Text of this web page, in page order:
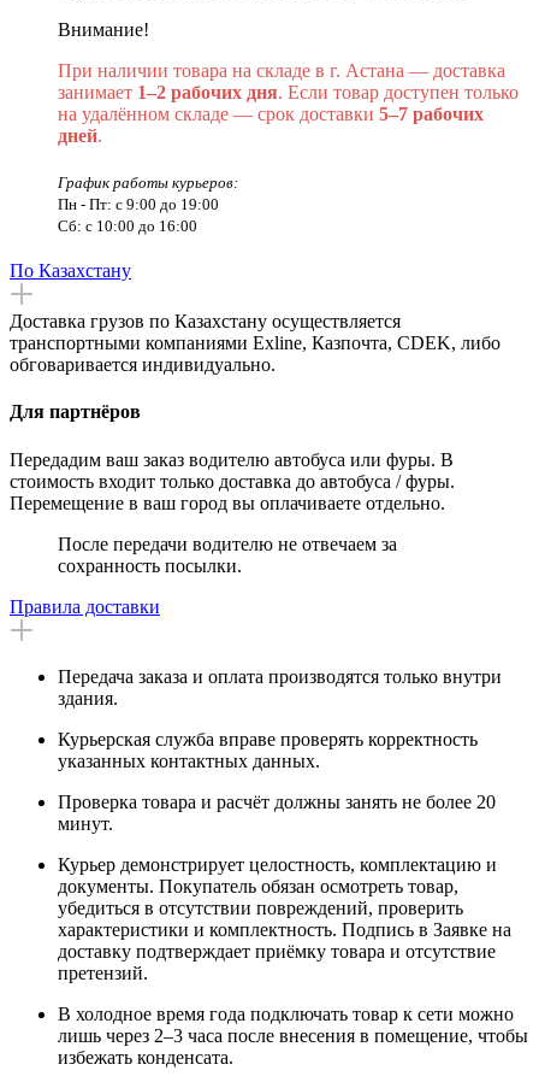
Внимание!
При наличии товара на складе в г. Астана — доставка
занимает 1–2 рабочих дня. Если товар доступен только
на удалённом складе — срок доставки 5–7 рабочих
дней.
График работы курьеров:
Пн - Пт: с 9:00 до 19:00
Сб: с 10:00 до 16:00
По Казахстану
Доставка грузов по Казахстану осуществляется
транспортными компаниями Exline, Казпочта, CDEK, либо
обговаривается индивидуально.
Для партнёров
Передадим ваш заказ водителю автобуса или фуры. В
стоимость входит только доставка до автобуса / фуры.
Перемещение в ваш город вы оплачиваете отдельно.
После передачи водителю не отвечаем за
сохранность посылки.
Правила доставки
Передача заказа и оплата производятся только внутри
здания.
Курьерская служба вправе проверять корректность
указанных контактных данных.
Проверка товара и расчёт должны занять не более 20
минут.
Курьер демонстрирует целостность, комплектацию и
документы. Покупатель обязан осмотреть товар,
убедиться в отсутствии повреждений, проверить
характеристики и комплектность. Подпись в Заявке на
доставку подтверждает приёмку товара и отсутствие
претензий.
В холодное время года подключать товар к сети можно
лишь через 2–3 часа после внесения в помещение, чтобы
избежать конденсата.